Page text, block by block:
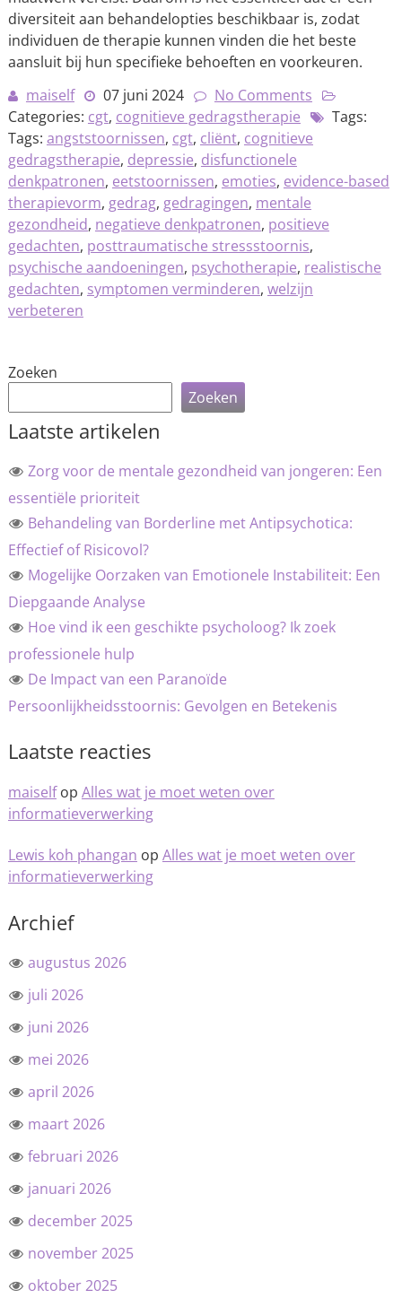
diversiteit aan behandelopties beschikbaar is, zodat
individuen de therapie kunnen vinden die het beste
aansluit bij hun specifieke behoeften en voorkeuren.
maiself
07 juni 2024
No Comments
Categories: cgt, cognitieve gedragstherapie
Tags:
Tags: angststoornissen, cgt, cliënt, cognitieve
gedragstherapie, depressie, disfunctionele
denkpatronen, eetstoornissen, emoties, evidence-based
therapievorm, gedrag, gedragingen, mentale
gezondheid, negatieve denkpatronen, positieve
gedachten, posttraumatische stressstoornis,
psychische aandoeningen, psychotherapie, realistische
gedachten, symptomen verminderen, welzijn
verbeteren
Zoeken
Zoeken
Laatste artikelen
Zorg voor de mentale gezondheid van jongeren: Een
essentiële prioriteit
Behandeling van Borderline met Antipsychotica:
Effectief of Risicovol?
Mogelijke Oorzaken van Emotionele Instabiliteit: Een
Diepgaande Analyse
Hoe vind ik een geschikte psycholoog? Ik zoek
professionele hulp
De Impact van een Paranoïde
Persoonlijkheidsstoornis: Gevolgen en Betekenis
Laatste reacties
maiselfop Alles wat je moet weten over
informatieverwerking
Lewis koh phangan op Alles wat je moet weten over
informatieverwerking
Archief
augustus 2026
juli 2026
juni 2026
mei 2026
april 2026
maart 2026
februari 2026
januari 2026
december 2025
november 2025
oktober 2025